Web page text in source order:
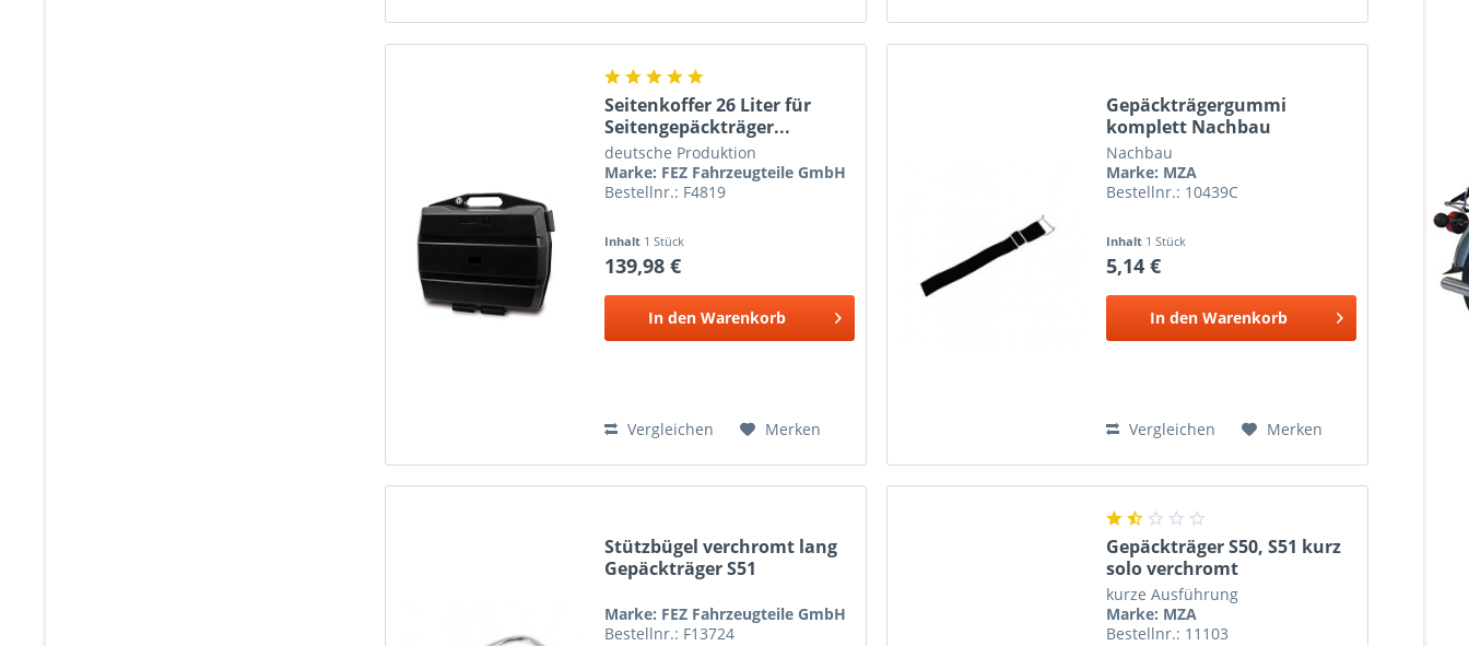
Seitenkoffer 26 Liter für
Seitengepäckträger...
deutsche Produktion
Marke: FEZ Fahrzeugteile GmbH
Bestellnr.: F4819
Inhalt 1 Stück
139,98 €
In den Warenkorb
Vergleichen Merken
Gepäckträgergummi
komplett Nachbau
Nachbau
Marke: MZA
Bestellnr.: 10439C
Inhalt 1 Stück
5,14 €
In den Warenkorb
Vergleichen Merken
Stützbügel verchromt lang
Gepäckträger S51
Marke: FEZ Fahrzeugteile GmbH
Bestellnr.: F13724
Gepäckträger S50, S51 kurz
solo verchromt
kurze Ausführung
Marke: MZA
Bestellnr.: 11103